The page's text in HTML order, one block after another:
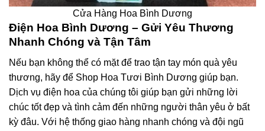
Cửa Hàng Hoa Bình Dương
Điện Hoa Bình Dương – Gửi Yêu Thương
Nhanh Chóng và Tận Tâm
Nếu bạn không thể có mặt để trao tận tay món quà yêu
thương, hãy để Shop Hoa Tươi Bình Dương giúp bạn.
Dịch vụ điện hoa của chúng tôi giúp bạn gửi những lời
chúc tốt đẹp và tình cảm đến những người thân yêu ở bất
kỳ đâu. Với hệ thống giao hàng nhanh chóng và đội ngũ